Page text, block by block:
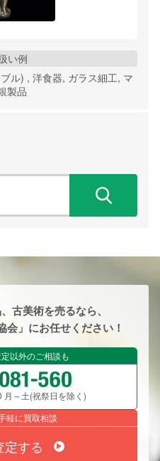
い例
ル) , 洋食器, ガラス細工, マ
製品
古美術を売るなら、
」にお任せください！
以外のご相談も
月～土(祝祭日を除く)
軽に買取相談
定する